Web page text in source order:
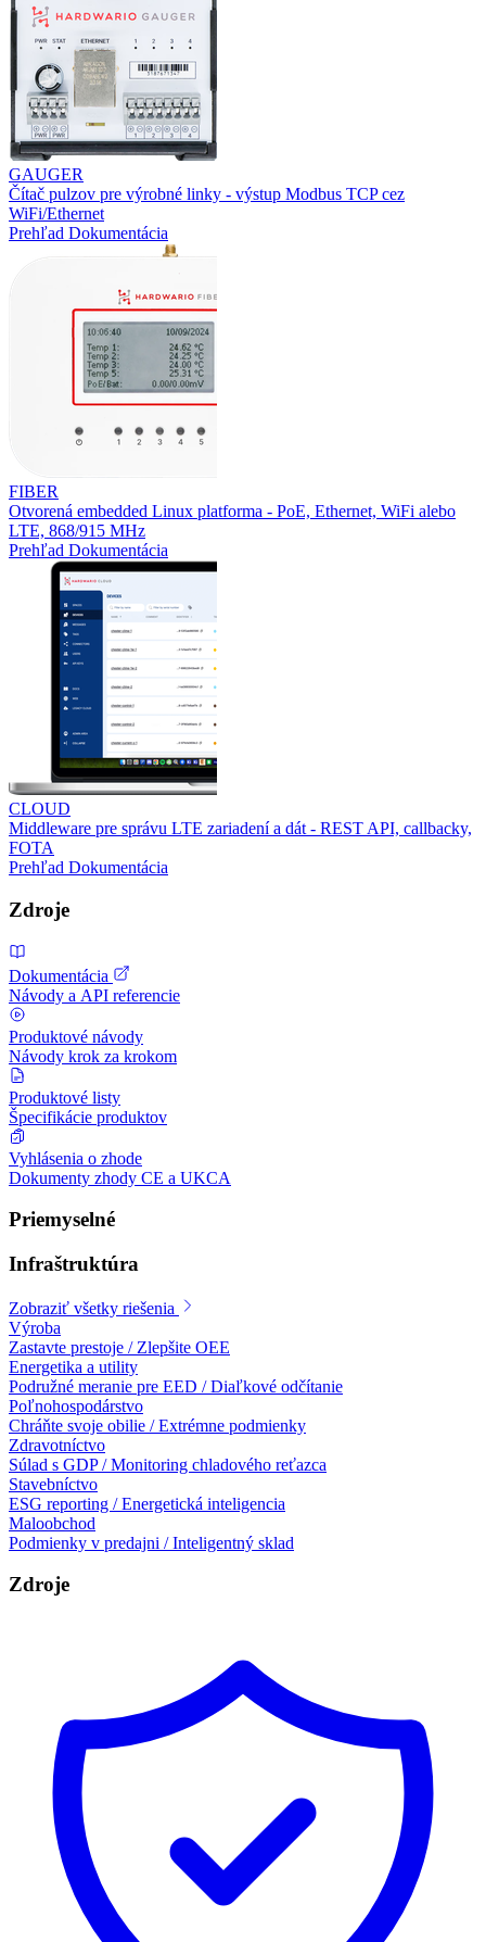
GAUGER
Čítač pulzov pre výrobné linky - výstup Modbus TCP cez
WiFi/Ethernet
Prehľad Dokumentácia
FIBER
Otvorená embedded Linux platforma - PoE, Ethernet, WiFi alebo
LTE, 868/915 MHz
Prehľad Dokumentácia
CLOUD
Middleware pre správu LTE zariadení a dát - REST API, callbacky,
FOTA
Prehľad Dokumentácia
Zdroje
Dokumentácia
Návody a API referencie
Produktové návody
Návody krok za krokom
Produktové listy
Špecifikácie produktov
Vyhlásenia o zhode
Dokumenty zhody CE a UKCA
Priemyselné
Infraštruktúra
Zobraziť všetky riešenia
Výroba
Zastavte prestoje / Zlepšite OEE
Energetika a utility
Podružné meranie pre EED / Diaľkové odčítanie
Poľnohospodárstvo
Chráňte svoje obilie / Extrémne podmienky
Zdravotníctvo
Súlad s GDP / Monitoring chladového reťazca
Stavebníctvo
ESG reporting / Energetická inteligencia
Maloobchod
Podmienky v predajni / Inteligentný sklad
Zdroje